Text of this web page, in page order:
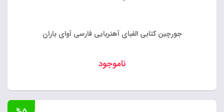
جورچین کتابی الفبای آهنربایی فارسی آوای باران
ناموجود